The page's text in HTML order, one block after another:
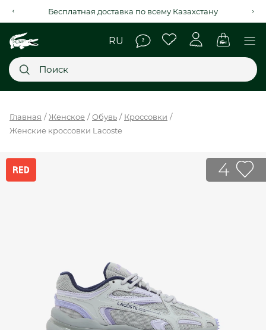
Бесплатная доставка по всему Казахстану
НОВИНКИ
SALE
Главная Женское Обувь
Кроссовки
Женские кроссовки Lacoste
4